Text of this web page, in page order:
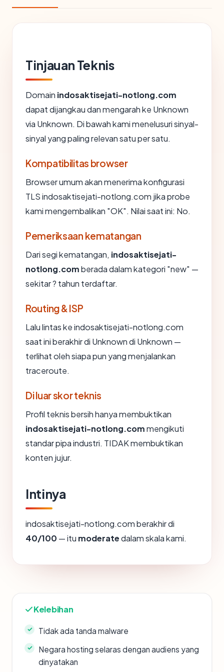
Tinjauan Teknis
Domain indosaktisejati-notlong.com
dapat dijangkau dan mengarah ke Unknown
via Unknown. Di bawah kami menelusuri sinyal-
sinyal yang paling relevan satu per satu.
Kompatibilitas browser
Browser umum akan menerima konfigurasi
TLS indosaktisejati-notlong.com jika probe
kami mengembalikan "OK". Nilai saat ini: No.
Pemeriksaan kematangan
Dari segi kematangan, indosaktisejati-
notlong.comberada dalam kategori "new" —
sekitar ? tahun terdaftar.
Routing & ISP
Lalu lintas ke indosaktisejati-notlong.com
saat ini berakhir di Unknown di Unknown —
terlihat oleh siapa pun yang menjalankan
traceroute.
Di luar skor teknis
Profil teknis bersih hanya membuktikan
indosaktisejati-notlong.commengikuti
standar pipa industri. TIDAK membuktikan
konten jujur.
Intinya
indosaktisejati-notlong.com berakhir di
40/100 — itu moderatedalam skala kami.
Kelebihan
Tidak ada tanda malware
Negara hosting selaras dengan audiens yang
dinyatakan